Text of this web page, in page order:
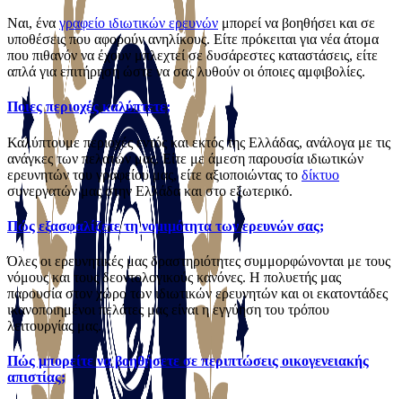
Ναι, ένα γραφείο ιδιωτικών ερευνών μπορεί να βοηθήσει και σε
υποθέσεις που αφορούν ανηλίκους. Είτε πρόκειται για νέα άτομα
που πιθανόν να έχουν μπλεχτεί σε δυσάρεστες καταστάσεις, είτε
απλά για επιτήρηση ώστε να σας λυθούν οι όποιες αμφιβολίες.
Ποιες περιοχές καλύπτετε;
Καλύπτουμε περιοχές εντός και εκτός της Ελλάδας, ανάλογα με τις
ανάγκες των πελατών μας. Είτε με άμεση παρουσία ιδιωτικών
ερευνητών του γραφείου μας, είτε αξιοποιώντας το δίκτυο
συνεργατών μας στην Ελλάδα και στο εξωτερικό.
Πώς εξασφαλίζετε τη νομιμότητα των ερευνών σας;
Όλες οι ερευνητικές μας δραστηριότητες συμμορφώνονται με τους
νόμους και τους δεοντολογικούς κανόνες. Η πολυετής μας
παρουσία στον χώρο των ιδιωτικών ερευνητών και οι εκατοντάδες
ικανοποιημένοι πελάτες μας είναι η εγγύηση του τρόπου
λειτουργίας μας.
Πώς μπορείτε να βοηθήσετε σε περιπτώσεις οικογενειακής
απιστίας;